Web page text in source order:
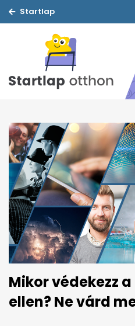
Startlap
Mikor védekezz
ellen? Ne várd